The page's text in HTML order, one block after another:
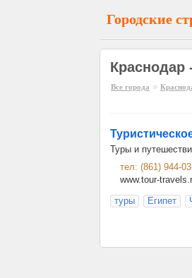
Городские
Краснодар
Все города »
Туры и
тел: (861) 944-
www.tour-
туры
Египет